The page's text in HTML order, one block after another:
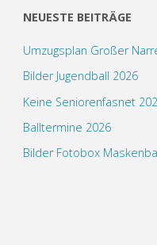
NEUESTE BEITRÄGE
Umzugsplan Großer
Bilder Jugendball 2026
Keine Seniorenfasnet
Balltermine 2026
Bilder Fotobox